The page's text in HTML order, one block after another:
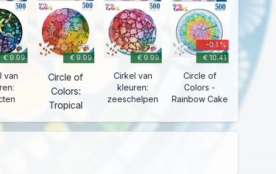
€ 9.99
van
€ 9.99
Circle of
Colors:
Tropical
€ 9.99
Cirkel van
kleuren:
zeeschelpen
-0.1 %
€ 10.41
Circle of
Colors -
Rainbow Cake